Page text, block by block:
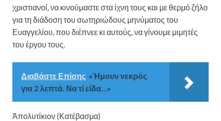
χριστιανοί, να κινούμαστε στα ίχνη τους και με θερμό ζήλο
για τη διάδοση του σωτηριώδους μηνύματος του
Ευαγγελίου, που διέπνεε κι αυτούς, να γίνουμε μιμητές
του έργου τους.
Διαβάστε Επίσης «Ήμουν νεκρός
για 2 λεπτά. Να τί είδα…»
Ἀπολυτίκιον (Κατέβασμα)